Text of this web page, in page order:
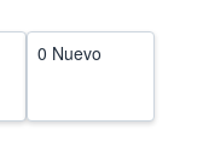
0 Nuevo